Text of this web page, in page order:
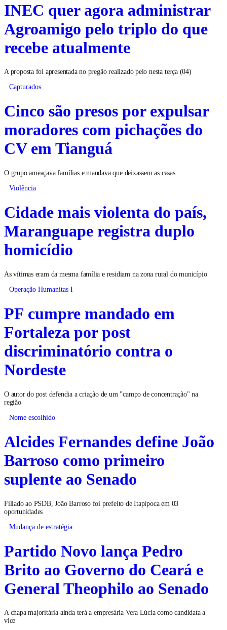
INEC quer agora administrar
Agroamigo pelo triplo do que
recebe atualmente
A proposta foi apresentada no pregão realizado pelo nesta terça (04)
Capturados
Cinco são presos por expulsar
moradores com pichações do
CV em Tianguá
O grupo ameaçava famílias e mandava que deixassem as casas
Violência
Cidade mais violenta do país,
Maranguape registra duplo
homicídio
As vítimas eram da mesma família e residiam na zona rural do município
Operação Humanitas I
PF cumpre mandado em
Fortaleza por post
discriminatório contra o
Nordeste
O autor do post defendia a criação de um "campo de concentração" na
região
Nome escolhido
Alcides Fernandes define João
Barroso como primeiro
suplente ao Senado
Filiado ao PSDB, João Barroso foi prefeito de Itapipoca em 03
oportunidades
Mudança de estratégia
Partido Novo lança Pedro
Brito ao Governo do Ceará e
General Theophilo ao Senado
A chapa majoritária ainda terá a empresária Vera Lúcia como candidata a
vice